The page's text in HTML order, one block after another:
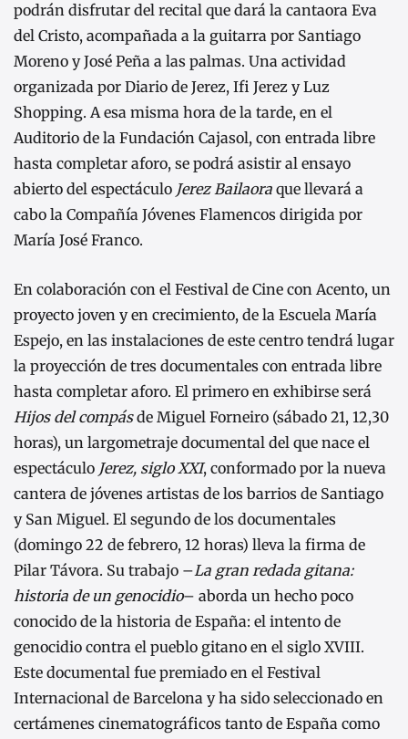
podrán disfrutar del recital que dará la cantaora Eva
del Cristo, acompañada a la guitarra por Santiago
Moreno y José Peña a las palmas. Una actividad
organizada por Diario de Jerez, Ifi Jerez y Luz
Shopping. A esa misma hora de la tarde, en el
Auditorio de la Fundación Cajasol, con entrada libre
hasta completar aforo, se podrá asistir al ensayo
abierto del espectáculo Jerez Bailaora que llevará a
cabo la Compañía Jóvenes Flamencos dirigida por
María José Franco.
En colaboración con el Festival de Cine con Acento, un
proyecto joven y en crecimiento, de la Escuela María
Espejo, en las instalaciones de este centro tendrá lugar
la proyección de tres documentales con entrada libre
hasta completar aforo. El primero en exhibirse será
Hijos del compásde Miguel Forneiro (sábado 21, 12,30
horas), un largometraje documental del que nace el
espectáculo Jerez, siglo XXI, conformado por la nueva
cantera de jóvenes artistas de los barrios de Santiago
y San Miguel. El segundo de los documentales
(domingo 22 de febrero, 12 horas) lleva la firma de
Pilar Távora. Su trabajo –La gran redada gitana:
historia de un genocidio– aborda un hecho poco
conocido de la historia de España: el intento de
genocidio contra el pueblo gitano en el siglo XVIII.
Este documental fue premiado en el Festival
Internacional de Barcelona y ha sido seleccionado en
certámenes cinematográficos tanto de España como